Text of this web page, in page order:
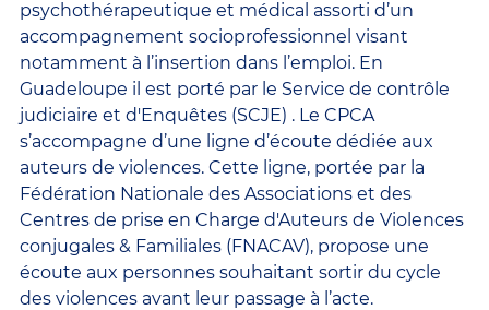
psychothérapeutique et médical assorti d’un
accompagnement socioprofessionnel visant
notamment à l’insertion dans l’emploi. En
Guadeloupe il est porté par le Service de contrôle
judiciaire et d'Enquêtes (SCJE) . Le CPCA
s’accompagne d’une ligne d’écoute dédiée aux
auteurs de violences. Cette ligne, portée par la
Fédération Nationale des Associations et des
Centres de prise en Charge d'Auteurs de Violences
conjugales & Familiales (FNACAV), propose une
écoute aux personnes souhaitant sortir du cycle
des violences avant leur passage à l’acte.